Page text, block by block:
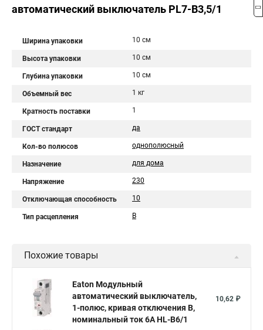
автоматический выключатель PL7-B3,5/1
Ширина упаковки 10 см
Высота упаковки 10 см
Глубина упаковки 10 см
Объемный вес 1 кг
Кратность поставки 1
ГОСТ стандарт да
Кол-во полюсов однополюсный
Назначение для дома
Напряжение 230
Отключающая способность 10
Тип расцепления B
Похожие товары
Eaton Модульный
автоматический выключатель,
1-полюс, кривая отключения B,
номинальный ток 6А HL-B6/1
10,62 ₽